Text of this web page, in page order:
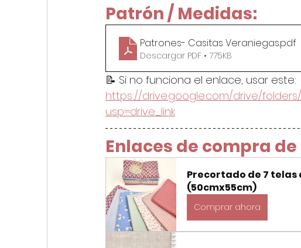
Patrón / Medidas:
Patrones- Casitas Veraniegas.pdf
Descargar PDF • 775KB
📝 Si no funciona el enlace, usar este:
https://drive.google.com/drive/folders/
usp=drive_link
Enlaces de compra
Precortado de 7 telas
(50cmx55cm)
Comprar ahora